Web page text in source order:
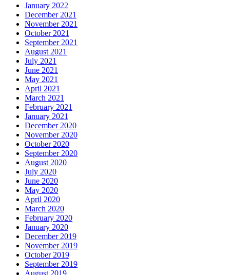
January 2022
December 2021
November 2021
October 2021
September 2021
August 2021
July 2021
June 2021
May 2021
April 2021
March 2021
February 2021
January 2021
December 2020
November 2020
October 2020
September 2020
August 2020
July 2020
June 2020
May 2020
April 2020
March 2020
February 2020
January 2020
December 2019
November 2019
October 2019
September 2019
August 2019